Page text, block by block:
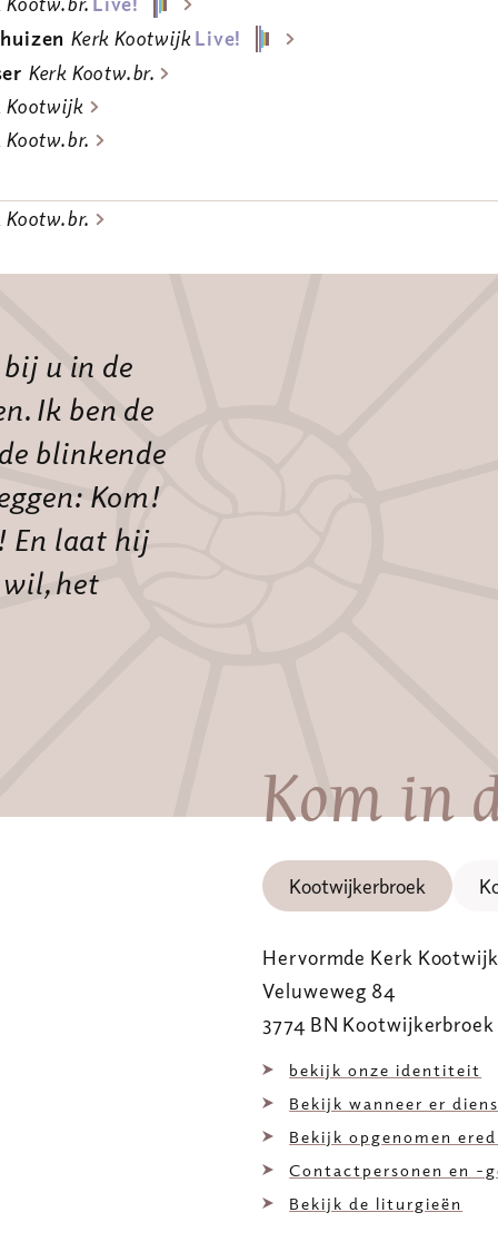
Kerk Kootwijk Live!
Kerk Kootw.br.
Kootwijk
Kootw.br.
Kootw.br.
u in de
Ik ben de
blinkende
Kom!
En laat hij
het
Kom in
Kootwijkerbroek
Hervormde Kerk
Veluweweg 84
3774 BN Kootwijkerbroek
bekijk onze identiteit
Bekijk wanneer er
Bekijk opgenomen
Contactpersonen en -
Bekijk de liturgieën